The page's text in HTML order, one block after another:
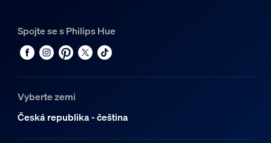
Spojte se s Philips Hue
Vyberte zemi
Česká republika - čeština